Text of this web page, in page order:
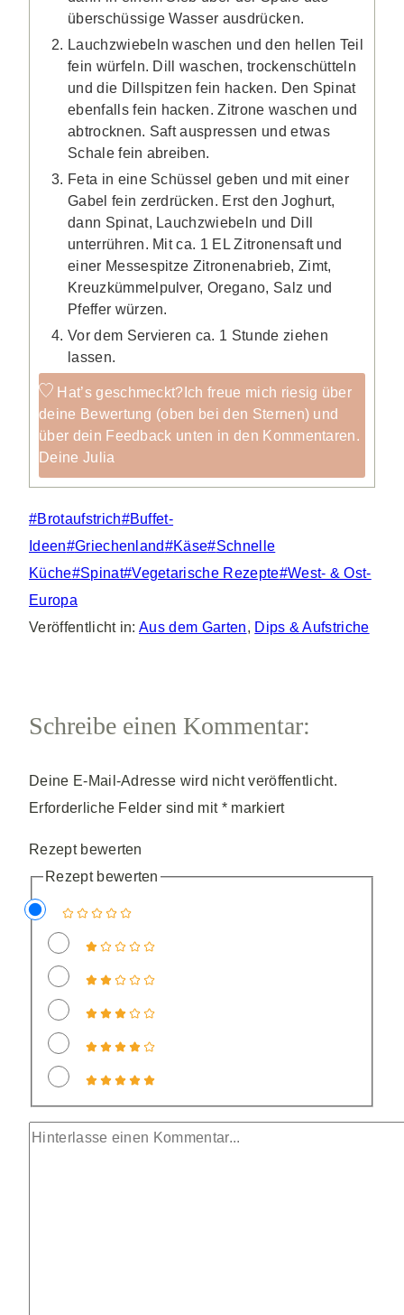
überschüssige Wasser ausdrücken.
Lauchzwiebeln waschen und den hellen Teil
fein würfeln. Dill waschen, trockenschütteln
und die Dillspitzen fein hacken. Den Spinat
ebenfalls fein hacken. Zitrone waschen und
abtrocknen. Saft auspressen und etwas
Schale fein abreiben.
Feta in eine Schüssel geben und mit einer
Gabel fein zerdrücken. Erst den Joghurt,
dann Spinat, Lauchzwiebeln und Dill
unterrühren. Mit ca. 1 EL Zitronensaft und
einer Messespitze Zitronenabrieb, Zimt,
Kreuzkümmelpulver, Oregano, Salz und
Pfeffer würzen.
Vor dem Servieren ca. 1 Stunde ziehen
lassen.
Hat’s geschmeckt? Ich freue mich riesig über
deine Bewertung (oben bei den Sternen) und
über dein Feedback unten in den Kommentaren.
Deine Julia
Schlagworte:
#Brotaufstrich#Buffet-
Ideen#Griechenland#Käse#Schnelle
Küche#Spinat#Vegetarische Rezepte#West- & Ost-
Europa
Veröffentlicht in:Aus dem Garten, Dips & Aufstriche
Schreibe einen Kommentar:
Deine E-Mail-Adresse wird nicht veröffentlicht.
Erforderliche Felder sind mit *markiert
Rezept bewerten
Rezept bewerten